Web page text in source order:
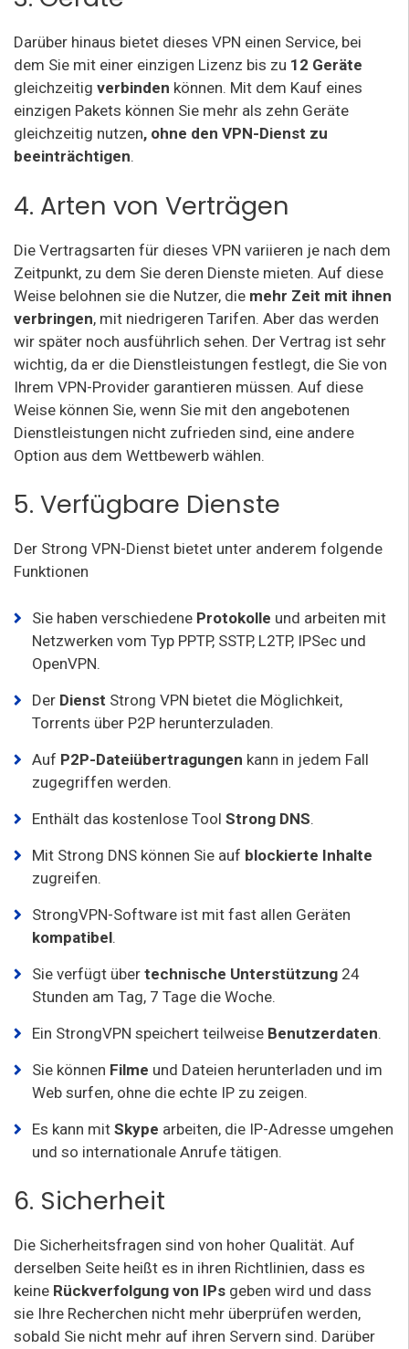
Darüber hinaus bietet dieses VPN einen Service, bei
dem Sie mit einer einzigen Lizenz bis zu 12 Geräte
gleichzeitig verbinden können. Mit dem Kauf eines
einzigen Pakets können Sie mehr als zehn Geräte
gleichzeitig nutzen, ohne den VPN-Dienst zu
beeinträchtigen.
4. Arten von Verträgen
Die Vertragsarten für dieses VPN variieren je nach dem
Zeitpunkt, zu dem Sie deren Dienste mieten. Auf diese
Weise belohnen sie die Nutzer, die mehr Zeit mit ihnen
verbringen, mit niedrigeren Tarifen. Aber das werden
wir später noch ausführlich sehen. Der Vertrag ist sehr
wichtig, da er die Dienstleistungen festlegt, die Sie von
Ihrem VPN-Provider garantieren müssen. Auf diese
Weise können Sie, wenn Sie mit den angebotenen
Dienstleistungen nicht zufrieden sind, eine andere
Option aus dem Wettbewerb wählen.
5. Verfügbare Dienste
Der Strong VPN-Dienst bietet unter anderem folgende
Funktionen
Sie haben verschiedene Protokolle und arbeiten mit
Netzwerken vom Typ PPTP, SSTP, L2TP, IPSec und
OpenVPN.
Der Dienst Strong VPN bietet die Möglichkeit,
Torrents über P2P herunterzuladen.
Auf P2P-Dateiübertragungen kann in jedem Fall
zugegriffen werden.
Enthält das kostenlose Tool Strong DNS.
Mit Strong DNS können Sie auf blockierte Inhalte
zugreifen.
StrongVPN-Software ist mit fast allen Geräten
kompatibel.
Sie verfügt über technische Unterstützung 24
Stunden am Tag, 7 Tage die Woche.
Ein StrongVPN speichert teilweise Benutzerdaten.
Sie können Filme und Dateien herunterladen und im
Web surfen, ohne die echte IP zu zeigen.
Es kann mit Skype arbeiten, die IP-Adresse umgehen
und so internationale Anrufe tätigen.
6. Sicherheit
Die Sicherheitsfragen sind von hoher Qualität. Auf
derselben Seite heißt es in ihren Richtlinien, dass es
keine Rückverfolgung von IPs geben wird und dass
sie Ihre Recherchen nicht mehr überprüfen werden,
sobald Sie nicht mehr auf ihren Servern sind. Darüber